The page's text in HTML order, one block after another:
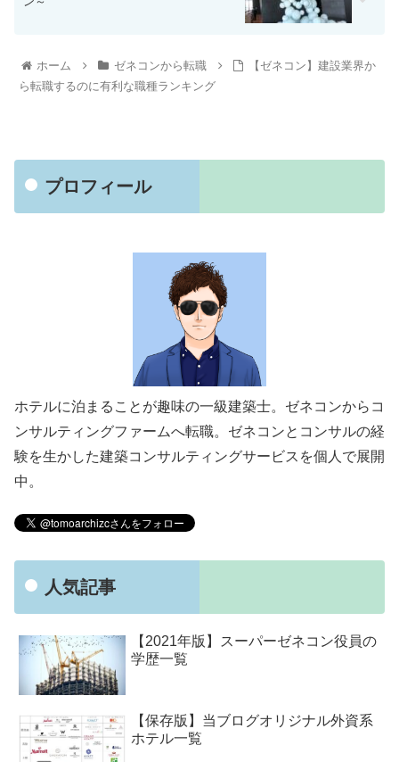
ホーム ゼネコンから転職
【ゼネコン】建設業界か
ら転職するのに有利な職種ランキング
プロフィール
ホテルに泊まることが趣味の一級建築士。ゼネコンからコ
ンサルティングファームへ転職。ゼネコンとコンサルの経
験を生かした建築コンサルティングサービスを個人で展開
中。
人気記事
【2021年版】スーパーゼネコン役員の
学歴一覧
【保存版】当ブログオリジナル外資系
ホテル一覧